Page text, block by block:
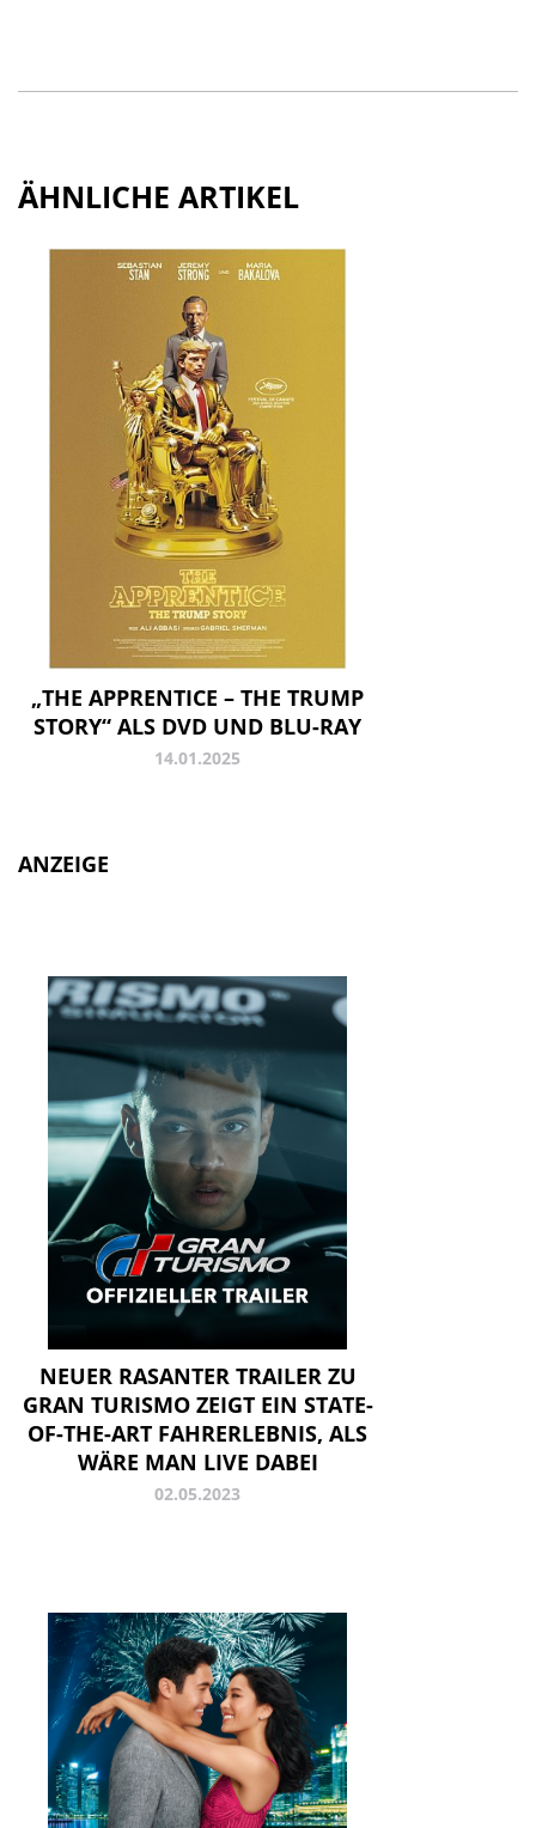
ÄHNLICHE ARTIKEL
„THE APPRENTICE – THE TRUMP
STORY“ ALS DVD UND BLU-RAY
14.01.2025
ANZEIGE
NEUER RASANTER TRAILER ZU
GRAN TURISMO ZEIGT EIN STATE-
OF-THE-ART FAHRERLEBNIS, ALS
WÄRE MAN LIVE DABEI
02.05.2023